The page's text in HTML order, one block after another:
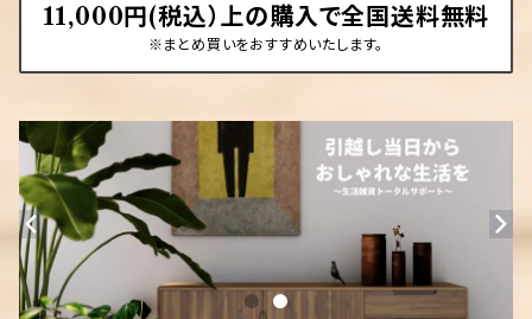
11,000円(税込）上の購入で全国送料無料
※まとめ買いをおすすめいたします。